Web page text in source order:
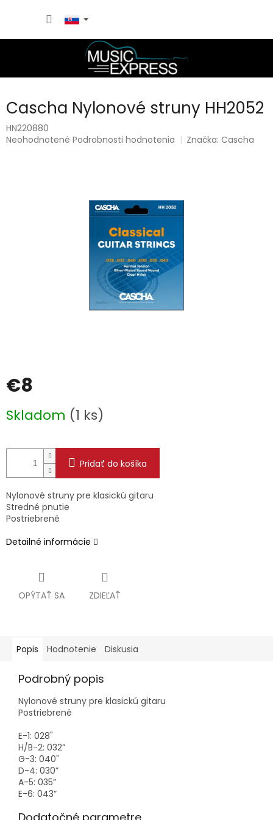
Cascha Nylonové struny HH2052
HN220880
Priemerné
Neohodnotené Podrobnosti hodnotenia Značka:Cascha
€8
cena:
Skladom (1 ks)
Pridať do košíka
Nylonové struny pre klasickú gitaru
Stredné pnutie
Postriebrené
Detailné informácie
OPÝTAŤ SA ZDIEĽAŤ
Popis Hodnotenie Diskusia
Podrobný popis
Nylonové struny pre klasickú gitaru
Postriebrené
E-1: 028"
H/B-2: 032”
G-3: 040"
D-4: 030”
A-5: 035”
E-6: 043”